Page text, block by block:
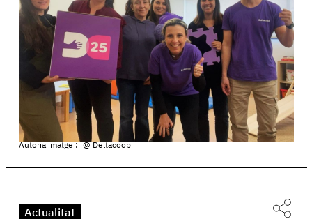
Autoria imatge : @ Deltacoop
Actualitat